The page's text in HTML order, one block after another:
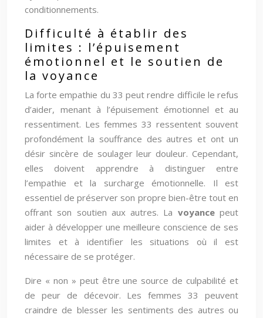
conditionnements.
Difficulté à établir des
limites : l’épuisement
émotionnel et le soutien de
la voyance
La forte empathie du 33 peut rendre difficile le refus
d’aider, menant à l’épuisement émotionnel et au
ressentiment. Les femmes 33 ressentent souvent
profondément la souffrance des autres et ont un
désir sincère de soulager leur douleur. Cependant,
elles doivent apprendre à distinguer entre
l’empathie et la surcharge émotionnelle. Il est
essentiel de préserver son propre bien-être tout en
offrant son soutien aux autres. La voyancepeut
aider à développer une meilleure conscience de ses
limites et à identifier les situations où il est
nécessaire de se protéger.
Dire « non » peut être une source de culpabilité et
de peur de décevoir. Les femmes 33 peuvent
craindre de blesser les sentiments des autres ou